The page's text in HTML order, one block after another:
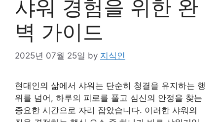
샤워 경험을 위한 완
벽 가이드
2025년 07월 25일 by 지식인
현대인의 삶에서 샤워는 단순히 청결을 유지하는 행
위를 넘어, 하루의 피로를 풀고 심신의 안정을 찾는
중요한 시간으로 자리 잡았습니다. 이러한 샤워의